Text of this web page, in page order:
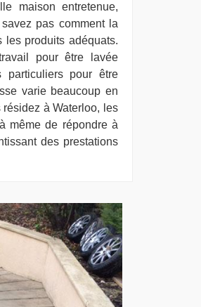
maison entretenue,
pas comment la
les produits adéquats.
pour être lavée
particuliers pour être
varie beaucoup en
à Waterloo, les
même de répondre à
des prestations